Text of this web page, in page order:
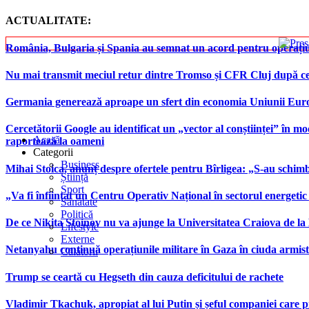
ACTUALITATE:
România, Bulgaria și Spania au semnat un acord pentru
Nu mai transmit meciul retur dintre Tromso și CFR Cluj după
Germania generează aproape un sfert din economia Uniunii
Cercetătorii Google au identificat un „vector al conștiinței” în
raportează la oameni
Mihai Stoica, anunț despre ofertele pentru Bîrligea: „S-au
„Va fi înființat un Centru Operativ Național în sectorul
De ce Nikita Stoinov nu va ajunge la Universitatea Craiova de
Netanyahu continuă operațiunile militare în Gaza în ciuda
Trump se ceartă cu Hegseth din cauza deficitului de rachete
Vladimir Tkachuk, apropiat al lui Putin și șeful companiei care
Acasă
Categorii
Business
Știință
Sport
Sănătate
Politică
Lifestyle
Externe
Călătorii